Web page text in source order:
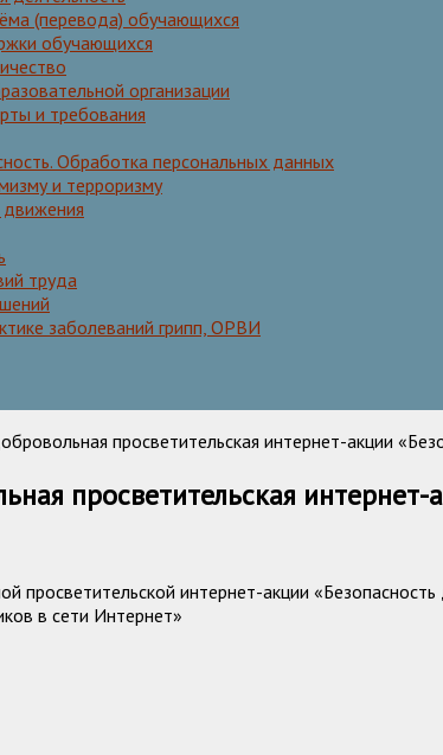
(перевода) обучающихся
обучающихся
организации
и требования
Обработка персональных данных
и терроризму
труда
заболеваний грипп, ОРВИ
просветительская интернет-акции
просветительская
просветительской интернет-акции
в сети Интернет»